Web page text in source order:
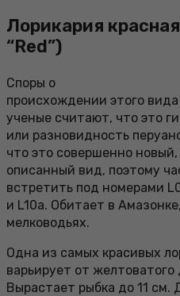
Лорикария
“Red”)
Споры о
происхождении этого
ученые считают, что это
или разновидность
что это совершенно
описанный вид, поэтому
встретить под номерами
и L10a. Обитает в
мелководьях.
Одна из самых красивых
варьирует от желтоватого
Вырастает рыбка до 11 см.